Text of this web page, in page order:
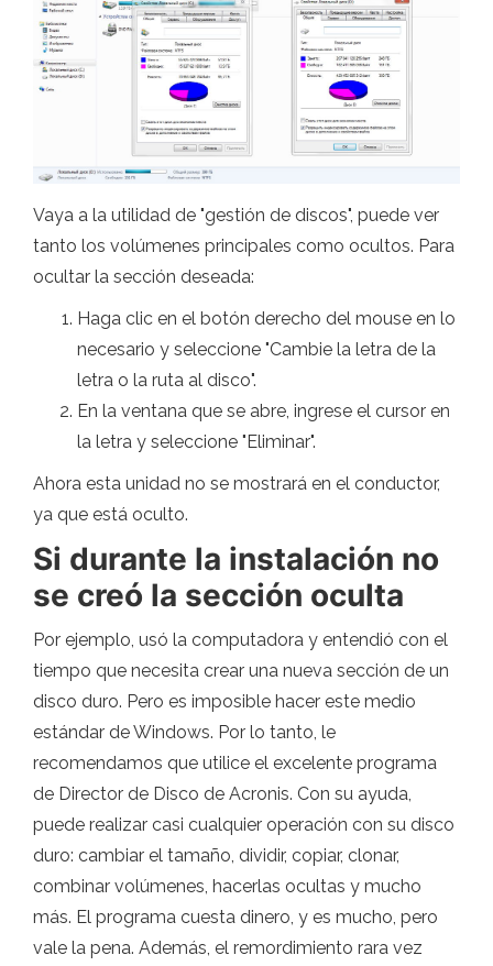
Vaya a la utilidad de "gestión de discos", puede ver
tanto los volúmenes principales como ocultos. Para
ocultar la sección deseada:
Haga clic en el botón derecho del mouse en lo
necesario y seleccione "Cambie la letra de la
letra o la ruta al disco".
En la ventana que se abre, ingrese el cursor en
la letra y seleccione "Eliminar".
Ahora esta unidad no se mostrará en el conductor,
ya que está oculto.
Si durante la instalación no
se creó la sección oculta
Por ejemplo, usó la computadora y entendió con el
tiempo que necesita crear una nueva sección de un
disco duro. Pero es imposible hacer este medio
estándar de Windows. Por lo tanto, le
recomendamos que utilice el excelente programa
de Director de Disco de Acronis. Con su ayuda,
puede realizar casi cualquier operación con su disco
duro: cambiar el tamaño, dividir, copiar, clonar,
combinar volúmenes, hacerlas ocultas y mucho
más. El programa cuesta dinero, y es mucho, pero
vale la pena. Además, el remordimiento rara vez